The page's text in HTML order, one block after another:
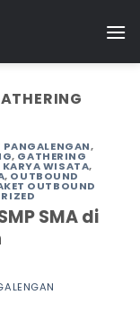
PANGALENGAN,
, GATHERING
KARYA WISATA,
, OUTBOUND
OUTBOUND
SMA di